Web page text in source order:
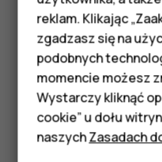
Telefony
Akcesoria
HMD Terra
Tablety
zwolnij klawisz.
wyświetlona na
Wyłączanie klawisza
Aby wyłączyć klawisz
Ustawienia >System>
Google, a następnie
reklam. Klikając
zgadzasz się na
podobnych
momencie możesz
Wystarczy kliknąć
cookie” u dołu
naszychZasadach